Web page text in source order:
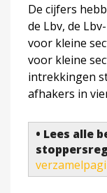
De cijfers
de Lbv, de
voor kleine
voor kleine
intrekkingen
afhakers in
• Lees alle